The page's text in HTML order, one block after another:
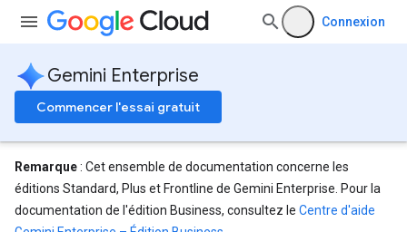
Connexion
Gemini Enterprise
Commencer l'essai gratuit
Remarque: Cet ensemble de documentation concerne les
éditions Standard, Plus et Frontline de Gemini Enterprise. Pour la
documentation de l'édition Business, consultez le Centre d'aide